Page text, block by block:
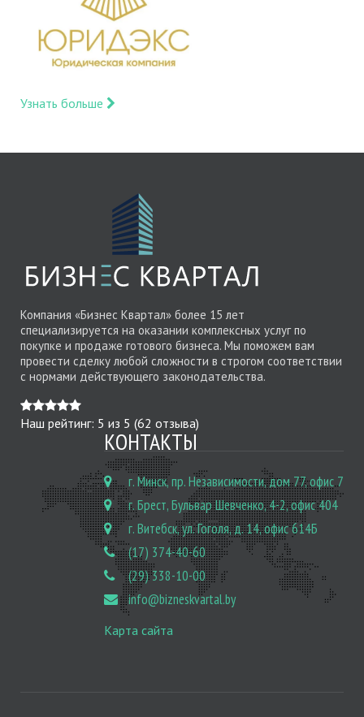
Узнать больше
Компания «Бизнес Квартал» более 15 лет
специализируется на оказании комплексных услуг по
покупке и продаже готового бизнеса. Мы поможем вам
провести сделку любой сложности в строгом соответствии
с нормами действующего законодательства.
Наш рейтинг: 5 из 5 (62 отзыва)
КОНТАКТЫ
г. Минск, пр. Независимости, дом 77, офис 7
г. Брест, Бульвар Шевченко, 4-2, офис 404
г. Витебск, ул. Гоголя, д. 14, офис 614Б
(17) 374-40-60
(29) 338-10-00
info@bizneskvartal.by
Карта сайта